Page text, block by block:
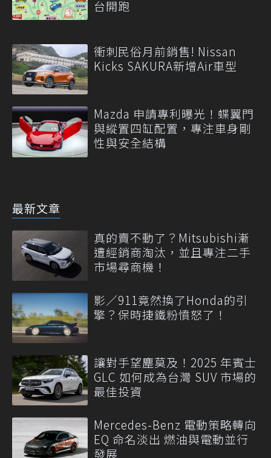
台開跑
衝刺民俗月前銷售! Nissan
Kicks SAKURA新增Air車型
Mazda 申請專利曝光！蝶翼門
與縱置四缸配置，專注車身剛
性與安全結構
最新文章
真的賣不動了？Mitsubishi漸
遭經銷商淘汰，並且專注二手
市場尋商機！
影／911竟然換了Honda的引
擎？保時捷鐵粉憤怒了！
讓對手望塵莫及！2025 年賓士
GLC 如何成為台灣 SUV 市場的
最佳投資
Mercedes-Benz 電動策略轉向
EQ 命名淡出 燃油與電動並行
發展